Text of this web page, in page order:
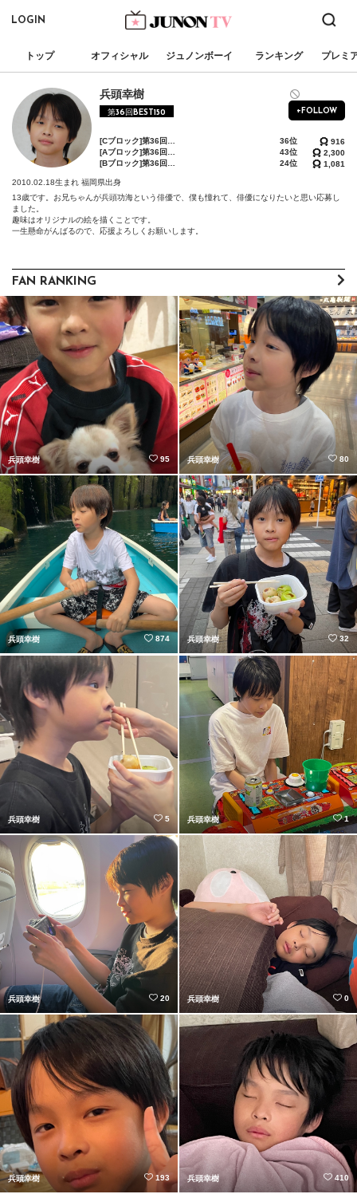
LOGIN
トップ オフィシャル ジュノンボーイ ランキング プレミ
兵頭幸樹
第36回BEST150 +FOLLOW
36位
916
43位
2,300
24位 1,081
2010.02.18生まれ 福岡県出身
13歳です。お兄ちゃんが兵頭功海という俳優で、僕も憧れて、俳優になりたいと思い応募し
ました。
趣味はオリジナルの絵を描くことです。
一生懸命がんばるので、応援よろしくお願いします。
FAN RANKING
兵頭幸樹 95 兵頭幸樹 80
兵頭幸樹 874 兵頭幸樹 32
兵頭幸樹 5 兵頭幸樹 1
兵頭幸樹 20 兵頭幸樹 0
兵頭幸樹 193 兵頭幸樹 410